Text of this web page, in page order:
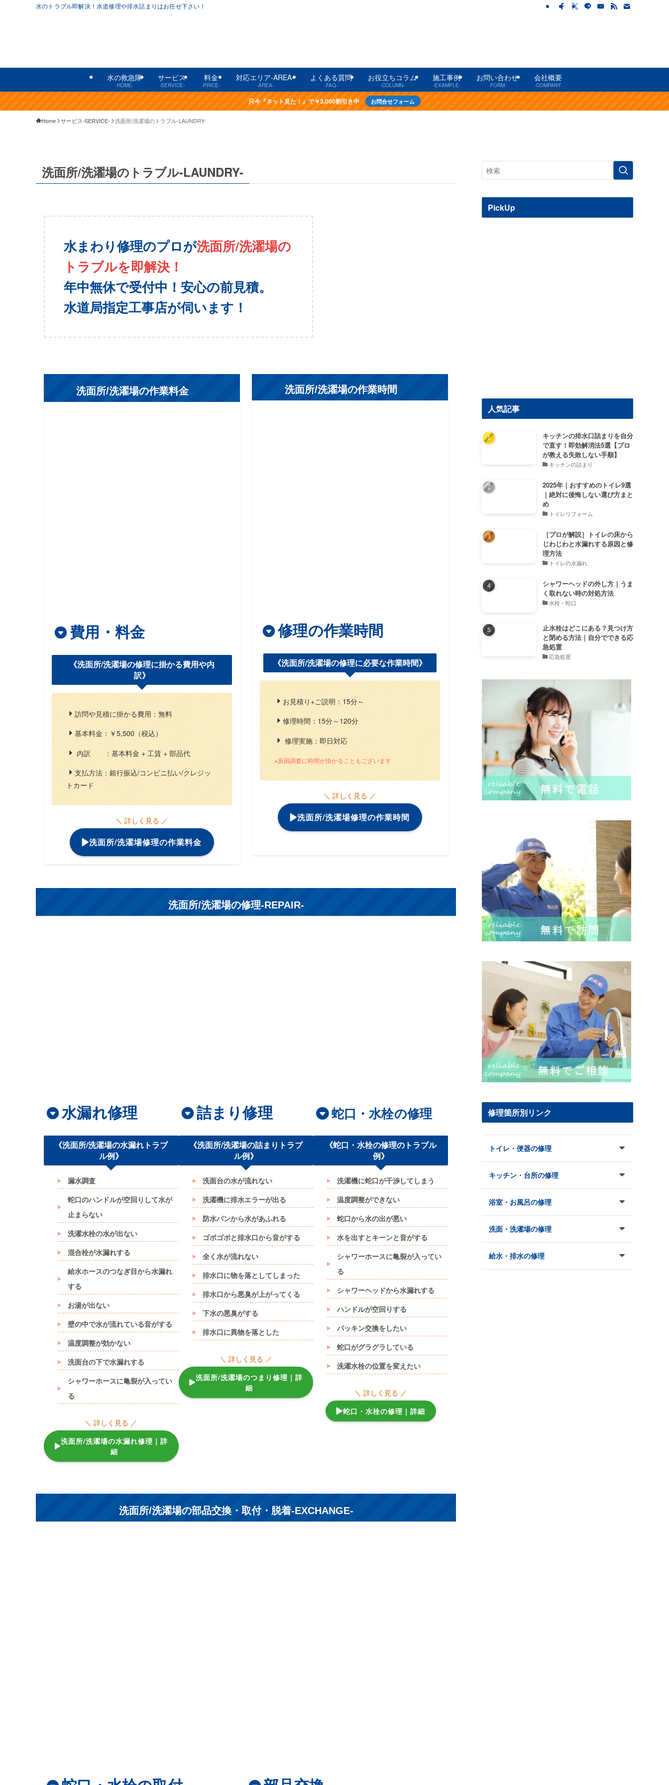
水のトラブル即解決！水道修理や排水詰まりはお任せ下さい！
水の救急隊
-HOME-
サービス
-SERVICE-
料金
-PRICE-
対応エリア-AREA-
-AREA-
よくある質問
-FAQ-
お役立ちコラム
-COLUMN-
施工事例
-EXAMPLE-
お問い合わせ
-FORM-
会社概要
-COMPANY-
只今『ネット見た！』で￥3,000割引き中 お問合せフォーム
Home サービス-SERVICE- 洗面所/洗濯場のトラブル-LAUNDRY-
洗面所/洗濯場のトラブル-LAUNDRY-
水まわり修理のプロが洗面所/洗濯場の
トラブルを即解決！
年中無休で受付中！安心の前見積。
水道局指定工事店が伺います！
洗面所/洗濯場の作業料金
費用・料金
《洗面所/洗濯場の修理に掛かる費用や内
訳》
訪問や見積に掛かる費用：無料
基本料金：￥5,500（税込）
内訳 ：基本料金 + 工賃 + 部品代
支払方法：銀行振込/コンビニ払い/クレジッ
トカード
＼ 詳しく見る ／
洗面所/洗濯場修理の作業料金
洗面所/洗濯場の作業時間
修理の作業時間
《洗面所/洗濯場の修理に必要な作業時間》
お見積り+ご説明：15分～
修理時間：15分～120分
修理実施：即日対応
※原因調査に時間が掛かることもございます
＼ 詳しく見る ／
洗面所/洗濯場修理の作業時間
洗面所/洗濯場の修理-REPAIR-
水漏れ修理
《洗面所/洗濯場の水漏れトラブ
ル例》
漏水調査
蛇口のハンドルが空回りして水が
止まらない
洗濯水栓の水が出ない
混合栓が水漏れする
給水ホースのつなぎ目から水漏れ
する
お湯が出ない
壁の中で水が流れている音がする
温度調整が効かない
洗面台の下で水漏れする
シャワーホースに亀裂が入ってい
る
＼ 詳しく見る ／
洗面所/洗濯場の水漏れ修理｜詳
細
詰まり修理
《洗面所/洗濯場の詰まりトラブ
ル例》
洗面台の水が流れない
洗濯機に排水エラーが出る
防水パンから水があふれる
ゴボゴボと排水口から音がする
全く水が流れない
排水口に物を落としてしまった
排水口から悪臭が上がってくる
下水の悪臭がする
排水口に異物を落とした
＼ 詳しく見る ／
洗面所/洗濯場のつまり修理｜詳
細
蛇口・水栓の修理
《蛇口・水栓の修理のトラブル
例》
洗濯機に蛇口が干渉してしまう
温度調整ができない
蛇口から水の出が悪い
水を出すとキーンと音がする
シャワーホースに亀裂が入ってい
る
シャワーヘッドから水漏れする
ハンドルが空回りする
パッキン交換をしたい
蛇口がグラグラしている
洗濯水栓の位置を変えたい
＼ 詳しく見る ／
蛇口・水栓の修理｜詳細
洗面所/洗濯場の部品交換・取付・脱着-EXCHANGE-
PickUp
人気記事
キッチンの排水口詰まりを自分
で直す！即効解消法5選【プロ
が教える失敗しない手順】
キッチンの詰まり
2025年｜おすすめのトイレ9選
｜絶対に後悔しない選び方まと
め
トイレリフォーム
［プロが解説］トイレの床から
じわじわと水漏れする原因と修
理方法
トイレの水漏れ
シャワーヘッドの外し方｜うま
く取れない時の対処方法
水栓・蛇口
止水栓はどこにある？見つけ方
と閉める方法｜自分でできる応
急処置
応急処置
修理箇所別リンク
トイレ・便器の修理
キッチン・台所の修理
浴室・お風呂の修理
洗面・洗濯場の修理
給水・排水の修理